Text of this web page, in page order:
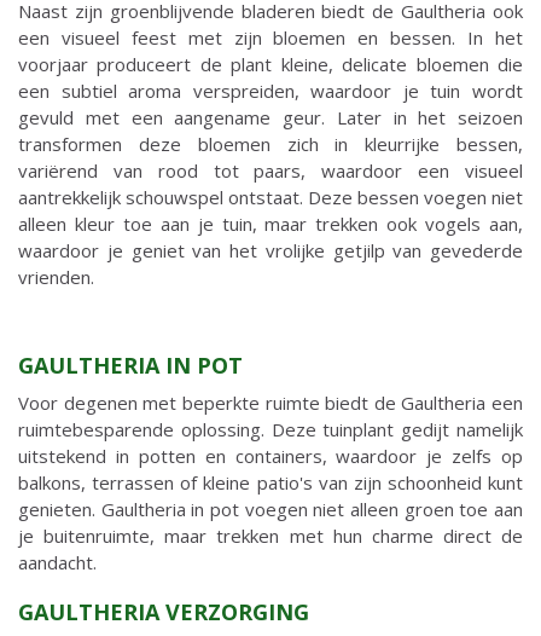
Naast zijn groenblijvende bladeren biedt de Gaultheria ook
een visueel feest met zijn bloemen en bessen. In het
voorjaar produceert de plant kleine, delicate bloemen die
een subtiel aroma verspreiden, waardoor je tuin wordt
gevuld met een aangename geur. Later in het seizoen
transformen deze bloemen zich in kleurrijke bessen,
variërend van rood tot paars, waardoor een visueel
aantrekkelijk schouwspel ontstaat. Deze bessen voegen niet
alleen kleur toe aan je tuin, maar trekken ook vogels aan,
waardoor je geniet van het vrolijke getjilp van gevederde
vrienden.
GAULTHERIA IN POT
Voor degenen met beperkte ruimte biedt de Gaultheria een
ruimtebesparende oplossing. Deze tuinplant gedijt namelijk
uitstekend in potten en containers, waardoor je zelfs op
balkons, terrassen of kleine patio's van zijn schoonheid kunt
genieten. Gaultheria in pot voegen niet alleen groen toe aan
je buitenruimte, maar trekken met hun charme direct de
aandacht.
GAULTHERIA VERZORGING